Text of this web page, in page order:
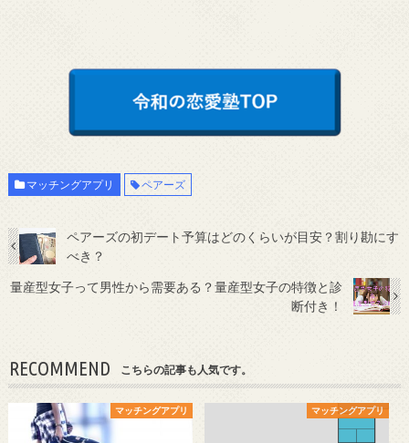
マッチングアプリ ペアーズ
ペアーズの初デート予算はどのくらいが目安？割り勘にす
べき？
量産型女子って男性から需要ある？量産型女子の特徴と診
断付き！
RECOMMEND こちらの記事も人気です。
マッチングアプリ マッチングアプリ